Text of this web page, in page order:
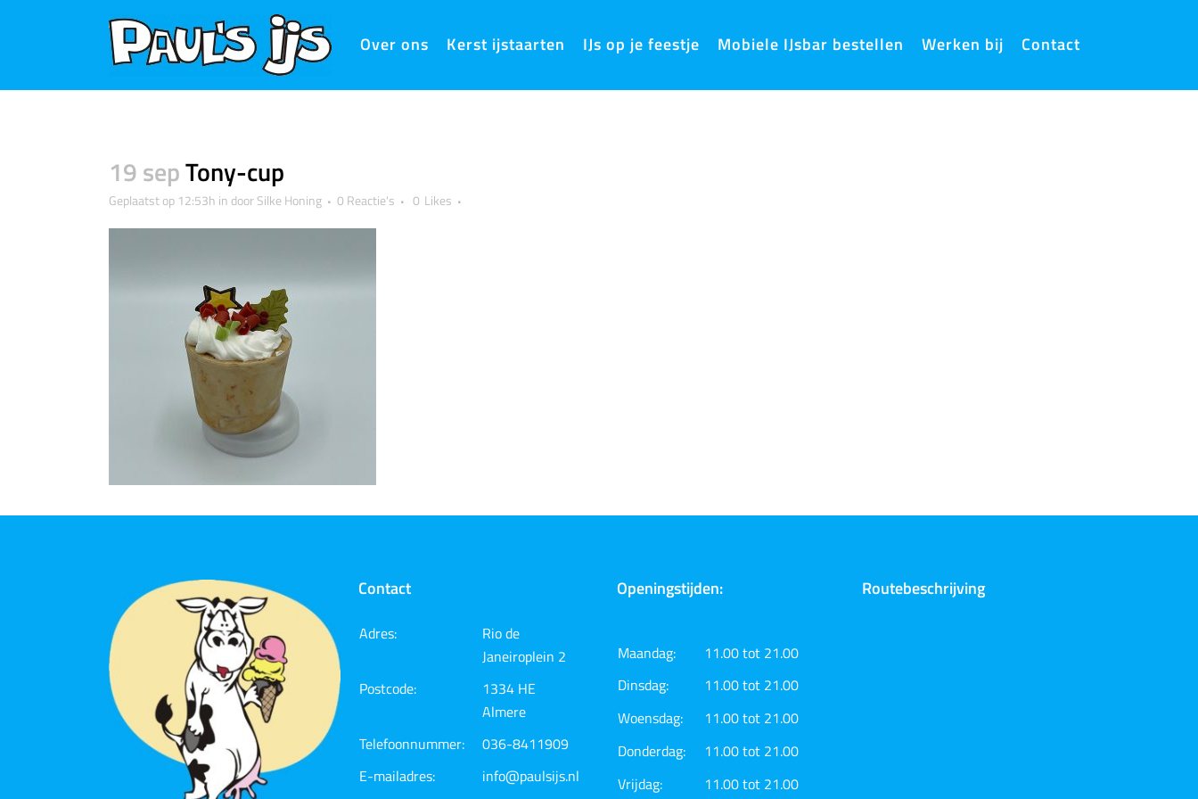
Over ons Kerst ijstaarten IJs op je feestje Mobiele IJsbar bestellen Werken bij Contact
19 sepTony-cup
Geplaatst op 12:53h in doorSilke Honing 0 Reactie's 0 Likes
Contact
Adres:
Rio de
Janeiroplein 2
Postcode:
1334 HE
Almere
Telefoonnummer:
036-8411909
E-mailadres:
info@paulsijs.nl
Openingstijden:
Maandag:
11.00 tot 21.00
Dinsdag:
11.00 tot 21.00
Woensdag:
11.00 tot 21.00
Donderdag:
11.00 tot 21.00
Vrijdag:
11.00 tot 21.00
Routebeschrijving